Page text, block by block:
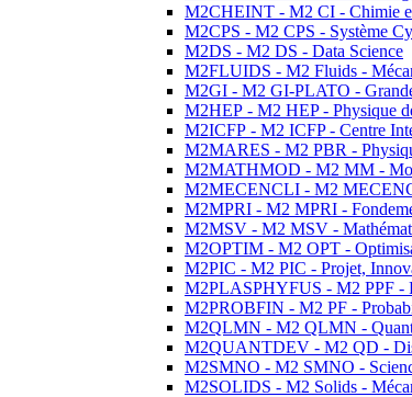
M2CHEINT - M2 CI - Chimie
M2CPS - M2 CPS - Système
M2DS - M2 DS - Data Science
M2FLUIDS - M2 Fluids -
M2GI - M2 GI-PLATO -
M2HEP - M2 HEP - Physique
M2ICFP - M2 ICFP - Centre
M2MARES - M2 PBR -
M2MATHMOD - M2 MM -
M2MECENCLI - M2
M2MPRI - M2 MPRI -
M2MSV - M2 MSV -
M2OPTIM - M2 OPT -
M2PIC - M2 PIC - Projet,
M2PLASPHYFUS - M2 PPF -
M2PROBFIN - M2 PF -
M2QLMN - M2 QLMN -
M2QUANTDEV - M2 QD -
M2SMNO - M2 SMNO -
M2SOLIDS - M2 Solids -